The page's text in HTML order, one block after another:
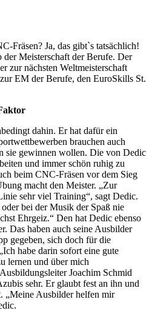
Fräsen? Ja, das gibt`s tatsächlich!
Meisterschaft der Berufe. Der
zur nächsten Weltmeisterschaft
EM der Berufe, den EuroSkills St.
dahin. Er hat dafür ein
brauchen auch
sie gewinnen wollen. Die von Dedic
und immer schön ruhig zu
beim CNC-Fräsen vor dem Sieg
macht den Meister. „Zur
sehr viel Training“, sagt Dedic.
bei der Musik der Spaß nie
Ehrgeiz.“ Den hat Dedic ebenso
Das haben auch seine Ausbilder
gegeben, sich doch für die
habe darin sofort eine gute
lernen und über mich
Joachim Schmid
sehr. Er glaubt fest an ihn und
„Meine Ausbilder helfen mir